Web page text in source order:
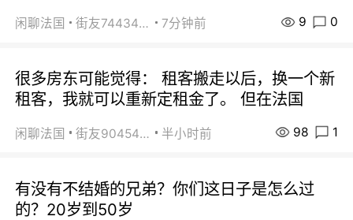
闲聊法国 街友74434350 7分钟前 9 0
很多房东可能觉得： 租客搬走以后，换一个新
租客，我就可以重新定租金了。 但在法国
闲聊法国 街友90454511 半小时前 98 1
有没有不结婚的兄弟？你们这日子是怎么过
的？20岁到50岁